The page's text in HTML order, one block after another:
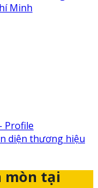
Minh
Profile
diện thương hiệu
mòn tại